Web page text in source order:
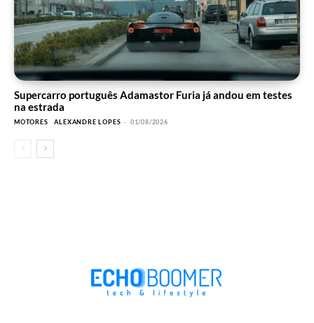
Supercarro português Adamastor Furia já andou em testes
na estrada
MOTORES ALEXANDRE LOPES - 01/08/2026